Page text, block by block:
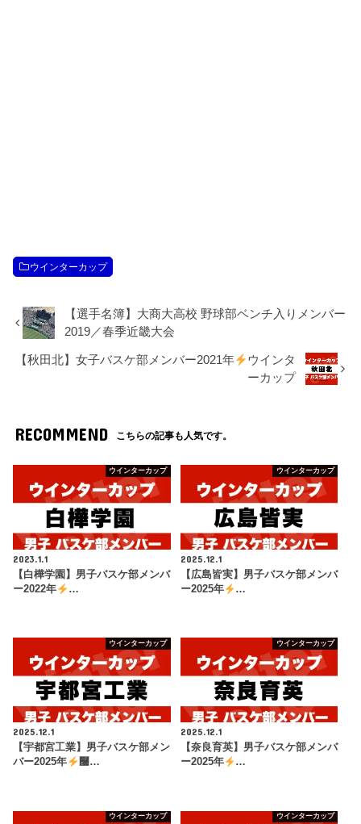
ウインターカップ
【選手名簿】大商大高校 野球部ベンチ入りメンバー
2019／春季近畿大会
【秋田北】女子バスケ部メンバー2021年
ウインタ
ーカップ
RECOMMEND こちらの記事も人気です。
ウインターカップ
2023.1.1
【白樺学園】男子バスケ部メンバ
ー2022年
…
ウインターカップ
2025.12.1
【広島皆実】男子バスケ部メンバ
ー2025年
…
ウインターカップ
2025.12.1
【宇都宮工業】男子バスケ部メン
バー2025年
࿠…
ウインターカップ
2025.12.1
【奈良育英】男子バスケ部メンバ
ー2025年
…
ウインターカップ ウインターカップ